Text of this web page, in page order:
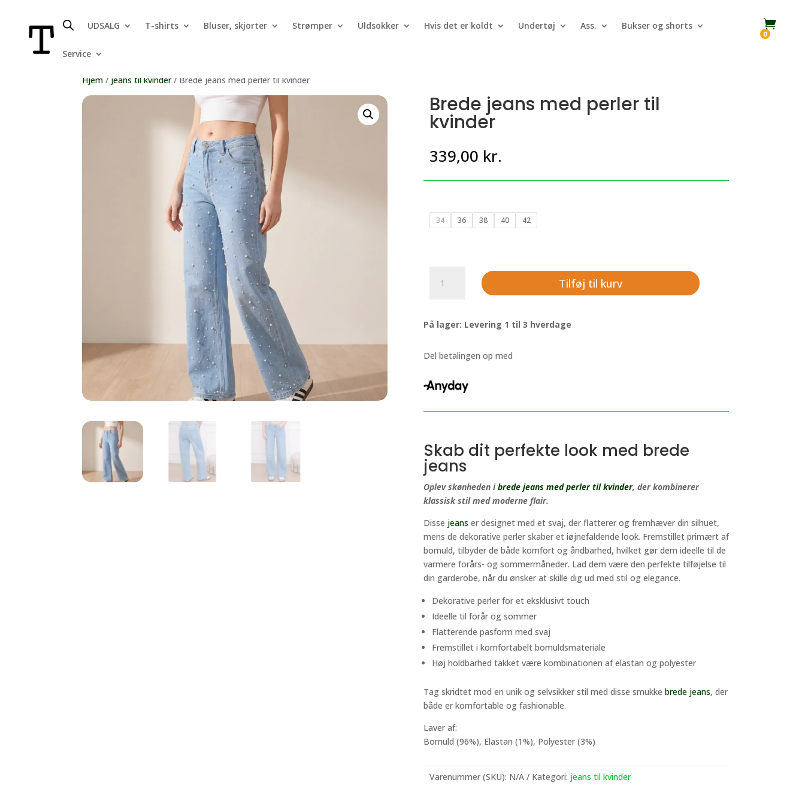
UDSALG T-shirts Bluser, skjorter Strømper Uldsokker Hvis det er koldt Undertøj Ass. Bukser og shorts
Service

0
Hjem / jeans til kvinder/ Brede jeans med perler til kvinder
Brede jeans med perler til
kvinder
339,00 kr.
34 36 38 40 42
jeans
til
antal
Tilføj til kurv
På lager: Levering 1 til 3 hverdage
Del betalingen op med
Skab dit perfekte look med brede
jeans
Oplev skønheden ibrede jeans med perler til kvinder, der kombinerer
klassisk stil med moderne flair.
Disse jeans er designet med et svaj, der flatterer og fremhæver din silhuet,
mens de dekorative perler skaber et iøjnefaldende look. Fremstillet primært af
bomuld, tilbyder de både komfort og åndbarhed, hvilket gør dem ideelle til de
varmere forårs- og sommermåneder. Lad dem være den perfekte tilføjelse til
din garderobe, når du ønsker at skille dig ud med stil og elegance.
Dekorative perler for et eksklusivt touch
Ideelle til forår og sommer
Flatterende pasform med svaj
Fremstillet i komfortabelt bomuldsmateriale
Høj holdbarhed takket være kombinationen af elastan og polyester
Tag skridtet mod en unik og selvsikker stil med disse smukke brede jeans, der
både er komfortable og fashionable.
Laver af:
Bomuld (96%), Elastan (1%), Polyester (3%)
Varenummer (SKU): N/A Kategori: jeans til kvinder